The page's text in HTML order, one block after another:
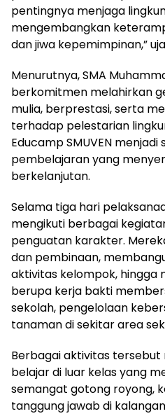
pentingnya menjaga
mengembangkan
dan jiwa kepemimpinan,”
Menurutnya, SMA
berkomitmen melahirkan
mulia, berprestasi, serta
terhadap pelestarian
Educamp SMUVEN
pembelajaran yang
berkelanjutan.
Selama tiga hari
mengikuti berbagai
penguatan karakter.
dan pembinaan,
aktivitas kelompok, hingga
berupa kerja bakti
sekolah, pengelolaan
tanaman di sekitar area
Berbagai aktivitas
belajar di luar kelas yang
semangat gotong royong,
tanggung jawab di